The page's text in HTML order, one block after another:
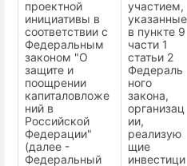
проектной
инициативы в
соответствии с
Федеральным
законом "О
защите и
поощрении
капиталовложе
ний в
Российской
Федерации"
(далее -
Федеральный
участием,
указанные
в пункте 9
части 1
статьи 2
Федераль
ного
закона,
организац
ии,
реализую
щие
инвестици